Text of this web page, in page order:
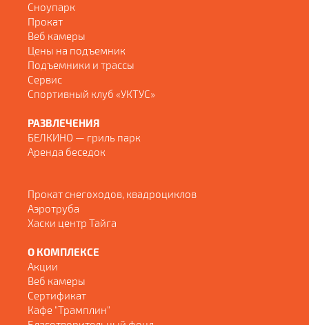
Сноупарк
Прокат
Веб камеры
Цены на подъемник
Подъемники и трассы
Сервис
Спортивный клуб «УКТУС»
РАЗВЛЕЧЕНИЯ
БЕЛКИНО — гриль парк
Аренда беседок
Прокат снегоходов, квадроциклов
Аэротруба
Хаски центр Тайга
О КОМПЛЕКСЕ
Акции
Веб камеры
Сертификат
Кафе "Трамплин"